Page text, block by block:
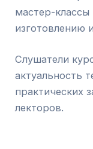
мастер-
Слушатели
актуальность
практических
лекторов.